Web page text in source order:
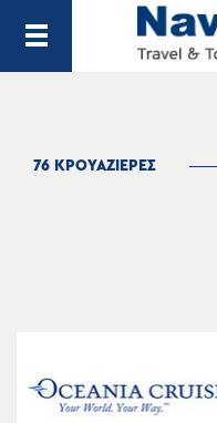
76 ΚΡΟΥΑΖΙΕΡΕΣ